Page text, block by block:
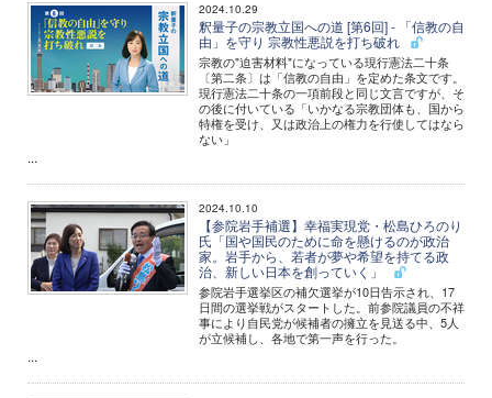
2024.10.29
釈量子の宗教立国への道 [第6回] - 「信教の自
由」を守り 宗教性悪説を打ち破れ
宗教の"迫害材料"になっている現行憲法二十条
〔第二条〕は「信教の自由」を定めた条文です。
現行憲法二十条の一項前段と同じ文言ですが、そ
の後に付いている「いかなる宗教団体も、国から
特権を受け、又は政治上の権力を行使してはなら
ない」
...
2024.10.10
【参院岩手補選】幸福実現党・松島ひろのり
氏「国や国民のために命を懸けるのが政治
家。岩手から、若者が夢や希望を持てる政
治、新しい日本を創っていく」
参院岩手選挙区の補欠選挙が10日告示され、17
日間の選挙戦がスタートした。前参院議員の不祥
事により自民党が候補者の擁立を見送る中、5人
が立候補し、各地で第一声を行った。
...